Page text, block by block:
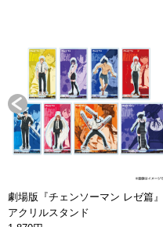
劇場版『チェンソーマン レゼ篇』
アクリルスタンド